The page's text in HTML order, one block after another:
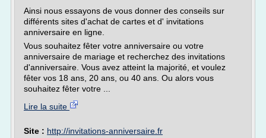
Ainsi nous essayons de vous donner des conseils sur
différents sites d'achat de cartes et d' invitations
anniversaire en ligne.
Vous souhaitez fêter votre anniversaire ou votre
anniversaire de mariage et recherchez des invitations
d'anniversaire. Vous avez atteint la majorité, et voulez
fêter vos 18 ans, 20 ans, ou 40 ans. Ou alors vous
souhaitez fêter votre ...
Lire la suite
Site : http://invitations-anniversaire.fr